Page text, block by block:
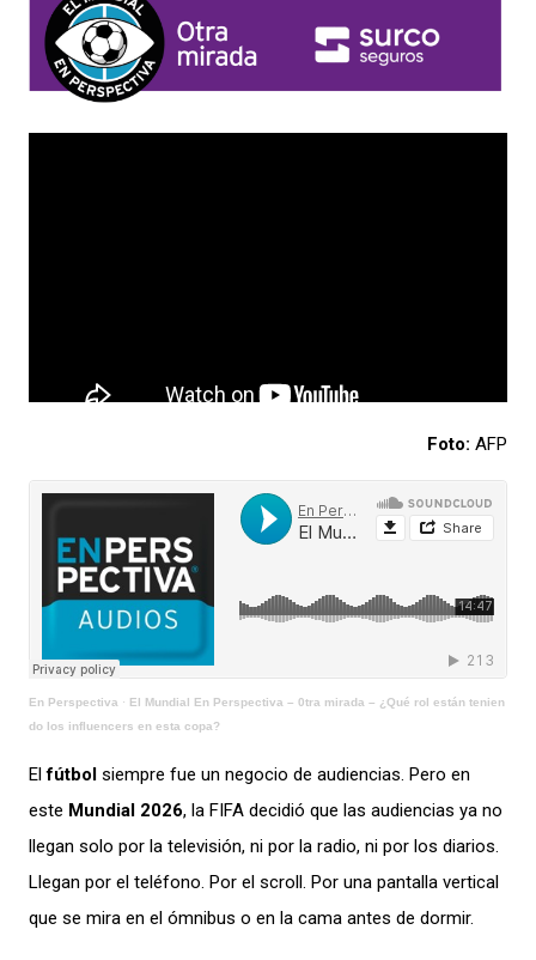
Foto: AFP
En Perspectiva · El Mundial En Perspectiva – 0tra mirada – ¿Qué rol están tenien
do los influencers en esta copa?
Elfútbol siempre fue un negocio de audiencias. Pero en
este Mundial 2026, la FIFA decidió que las audiencias ya no
llegan solo por la televisión, ni por la radio, ni por los diarios.
Llegan por el teléfono. Por el scroll. Por una pantalla vertical
que se mira en el ómnibus o en la cama antes de dormir.